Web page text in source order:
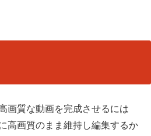
画質な動画を完成させるには
高画質のまま維持し編集するか